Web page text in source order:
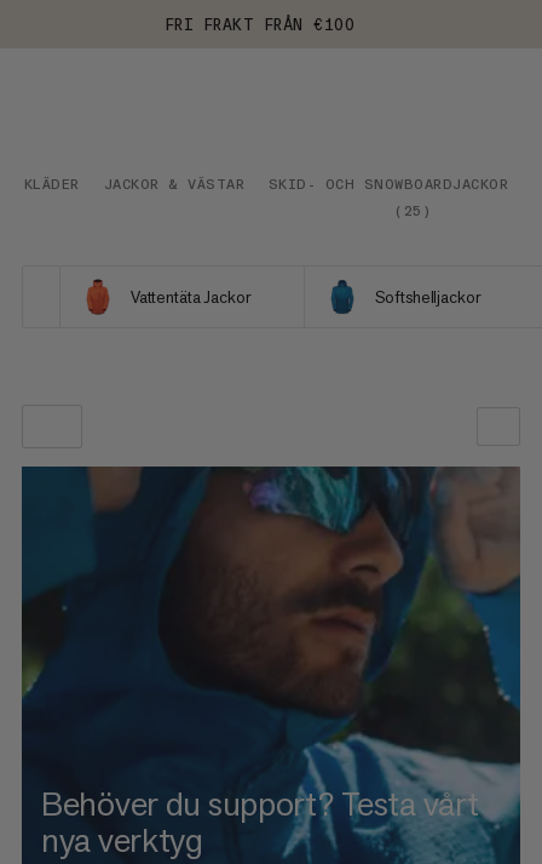
FRI FRAKT FRÅN €100
KLÄDER JACKOR & VÄSTAR
SKID- OCH SNOWBOARDJACKOR
( 25 )
Vattentäta Jackor Softshelljackor
VÅR REKOMMENDATION
PRIS LÅGT TILL HÖGT
PRIS HÖG TILL LÅG
VAD ÄR NYTT
Behöver du support? Testa vårt
nya verktyg